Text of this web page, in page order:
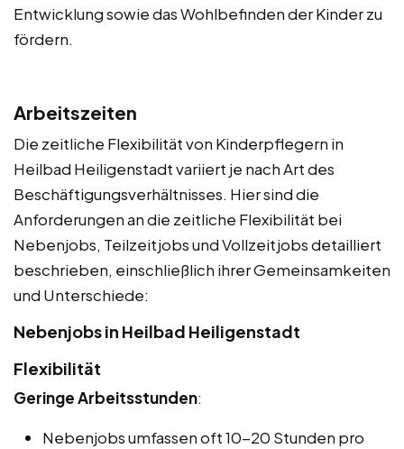
Entwicklung sowie das Wohlbefinden der Kinder zu
fördern.
Arbeitszeiten
Die zeitliche Flexibilität von Kinderpflegern in
Heilbad Heiligenstadt variiert je nach Art des
Beschäftigungsverhältnisses. Hier sind die
Anforderungen an die zeitliche Flexibilität bei
Nebenjobs, Teilzeitjobs und Vollzeitjobs detailliert
beschrieben, einschließlich ihrer Gemeinsamkeiten
und Unterschiede:
Nebenjobs in Heilbad Heiligenstadt
Flexibilität
Geringe Arbeitsstunden:
Nebenjobs umfassen oft 10-20 Stunden pro